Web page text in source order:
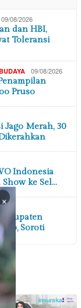
09/08/2026
dan HBI,
Toleransi
09/08/2026
Pruso
Jago Merah, 30
Indonesia
Show ke Sel…
Soroti
×